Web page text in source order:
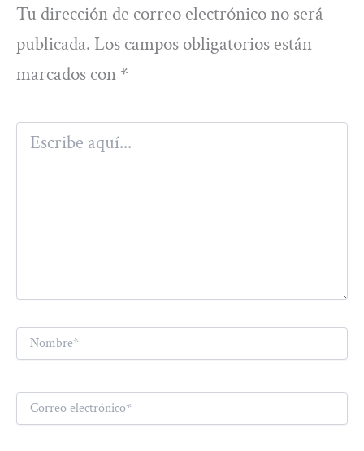
Tu dirección de correo electrónico no será
publicada. Los campos obligatorios están
marcados con *
Escribe
aquí...
Nombre*
Correo
electrónico*